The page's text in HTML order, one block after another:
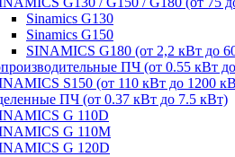
Sinamics G130
Sinamics G150
SINAMICS G180 (от 2,2 кВт до
ПЧ (от 0.55 кВт
S150 (от 110 кВт до 1200
ПЧ (от 0.37 кВт до 7.5 кВт)
G 110D
G 110M
G 120D